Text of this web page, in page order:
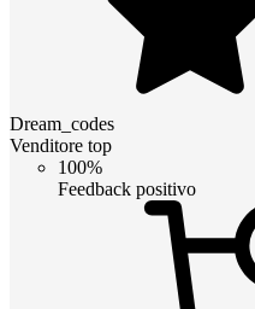
Dream_codes
Venditore top
100%
Feedback positivo